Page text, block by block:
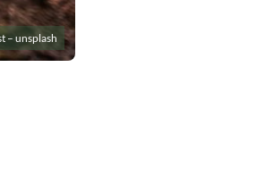
– unsplash